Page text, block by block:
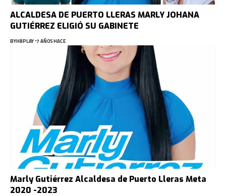
ALCALDESA DE PUERTO LLERAS MARLY JOHANA
GUTIÉRREZ ELIGIÓ SU GABINETE
BYHBPLAY 7 AÑOS HACE
Marly Gutiérrez Alcaldesa de Puerto Lleras Meta
2020 -2023